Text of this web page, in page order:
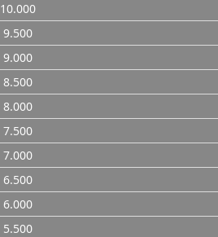
10.000
9.500
9.000
8.500
8.000
7.500
7.000
6.500
6.000
5.500